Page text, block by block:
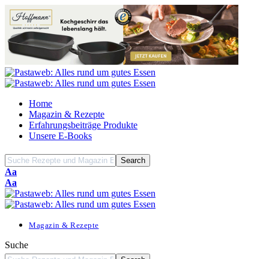
Home
Magazin & Rezepte
Erfahrungsbeiträge Produkte
Unsere E-Books
Font
Resizer
Aa
Font
Resizer
Aa
Magazin & Rezepte
Suche